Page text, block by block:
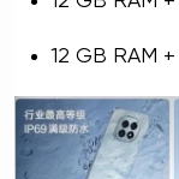
12 GB RAM